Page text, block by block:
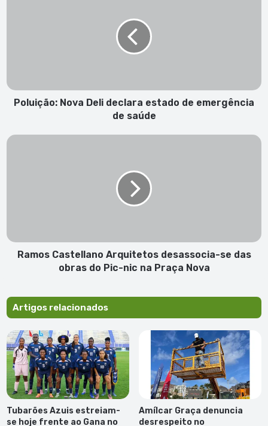
saúde
Poluição: Nova Deli declara estado de emergência
de saúde
Ramos
Pic-
Ramos Castellano Arquitetos desassocia-se das
obras do Pic-nic na Praça Nova
Artigos relacionados
Tubarões Azuis estreiam-
se hoje frente ao Gana no
Amílcar Graça denuncia
desrespeito no